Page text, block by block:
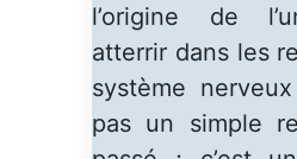
l’origine de
atterrir dans les
système
pas un simple